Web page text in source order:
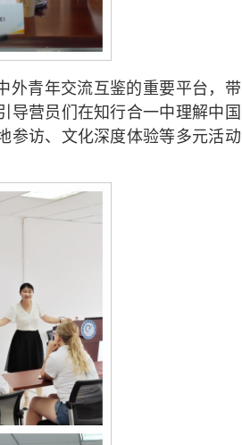
青年交流互鉴的重要平台，带
导营员们在知行合一中理解中国
参访、文化深度体验等多元活动